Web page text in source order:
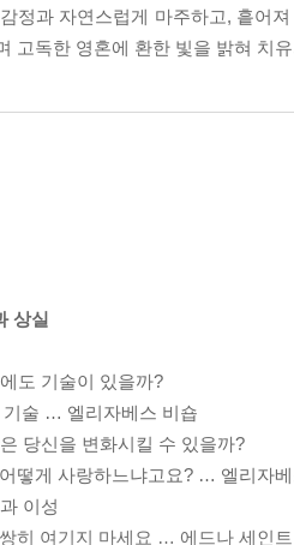
정과 자연스럽게 마주하고, 흩어
고독한 영혼에 환한 빛을 밝혀 치
상실
도 기술이 있을까?
기술 … 엘리자베스 비숍
당신을 변화시킬 수 있을까?
떻게 사랑하느냐고요? … 엘리자
이성
히 여기지 마세요 … 에드나 세인